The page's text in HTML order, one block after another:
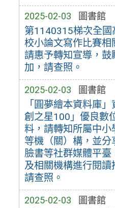
2025-02-03 圖書館
第1140315梯次全國
校小論文寫作比賽相
請惠予轉知宣導，鼓
加，請查照。
2025-02-03 圖書館
「圓夢繪本資料庫
創之星100」優良數
料，請轉知所屬中小
等機（關）構，並分
臉書等社群媒體平臺
及相關機構進行閱讀
請查照。
2025-02-03 圖書館